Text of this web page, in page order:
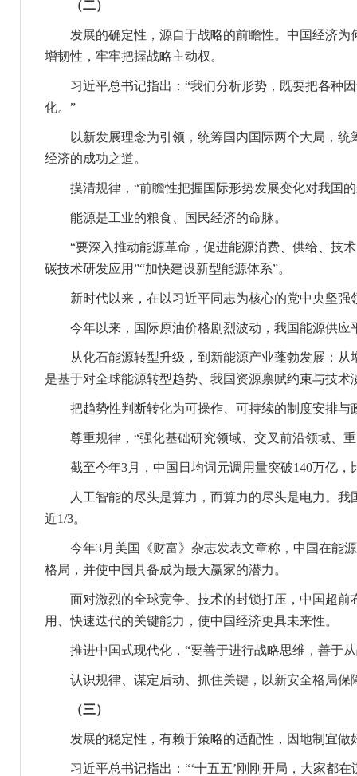
（二）
发展的确定性，源自于战略的前瞻性。中国经济为
增韧性，牢牢把握战略主动权。
习近平总书记指出：“我们分析形势，既要把各种因
化。”
以新发展理念为引领，统筹国内国际两个大局，统
经济的成功之道。
摸清规律，“前瞻性把握国际形势发展变化对我国的
能源是工业的粮食、国民经济的命脉。
“要深入推动能源革命，促进能源消费、供给、技术
碳技术研发应用”“加快建设新型能源体系”。
新时代以来，在以习近平同志为核心的党中央坚强
今年以来，国际原油价格剧烈波动，我国能源供应
从化石能源转型升级，到新能源产业蓬勃发展；从
是基于对全球能源转型趋势、我国资源禀赋约束与技术
把趋势性判断转化为可操作、可持续的制度安排与
尊重规律，“强化基础研究领域、交叉前沿领域、重
截至今年3月，中国日均词元调用量突破140万亿，
人工智能的尽头是算力，而算力的尽头是电力。我
近1/3。
今年3月美国《财富》杂志发表文章称，中国在能源
格局，并使中国具备成为最大赢家的潜力。
面对激烈的全球竞争、技术的封锁打压，中国超前
用、快速迭代的关键能力，使中国经济更具未来性。
推进中国式现代化，“要善于进行战略思维，善于从
认识规律、谋定后动、抓住关键，以新安全格局保
（三）
发展的稳定性，有赖于策略的适配性，因地制宜做
习近平总书记指出：“‘十五五’刚刚开局，大家都在